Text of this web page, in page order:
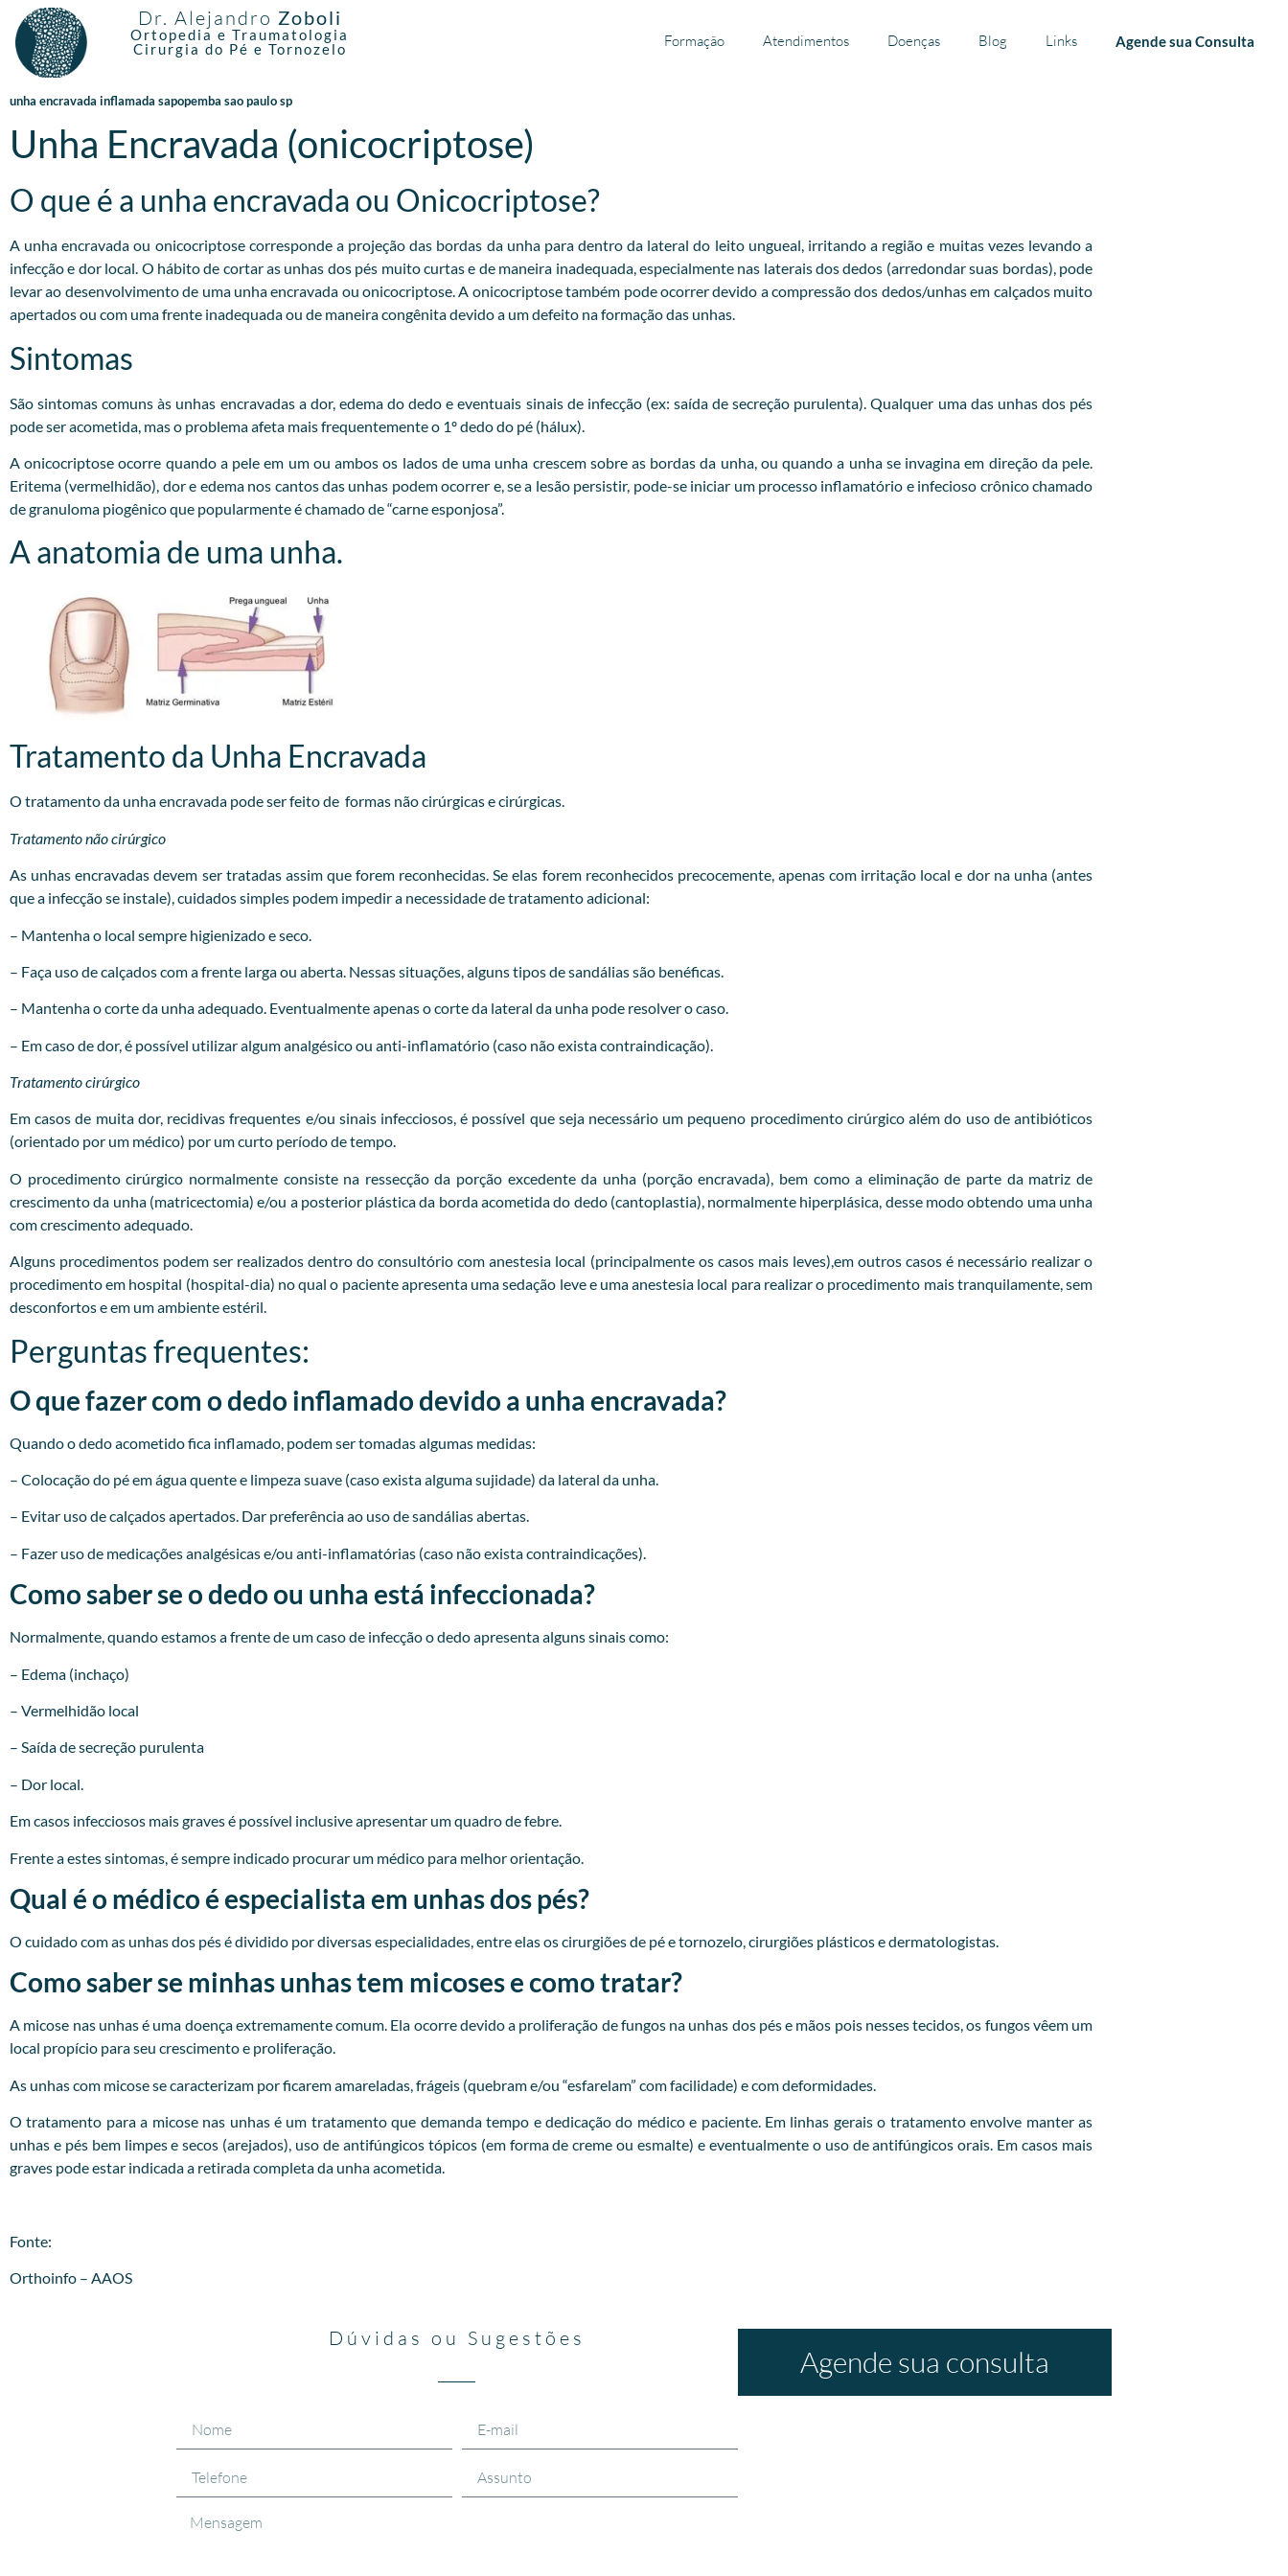
Dr. Alejandro Zoboli
Ortopedia e Traumatologia
Cirurgia do Pé e Tornozelo
Formação Atendimentos Doenças Blog Links Agende sua Consulta
unha encravada inflamada sapopemba sao paulo sp
Unha Encravada (onicocriptose)
O que é a unha encravada ou Onicocriptose?
A unha encravada ou onicocriptose corresponde a projeção das bordas da unha para dentro da lateral do leito ungueal, irritando a região e muitas vezes levando a
infecção e dor local. O hábito de cortar as unhas dos pés muito curtas e de maneira inadequada, especialmente nas laterais dos dedos (arredondar suas bordas), pode
levar ao desenvolvimento de uma unha encravada ou onicocriptose. A onicocriptose também pode ocorrer devido a compressão dos dedos/unhas em calçados muito
apertados ou com uma frente inadequada ou de maneira congênita devido a um defeito na formação das unhas.
Sintomas
São sintomas comuns às unhas encravadas a dor, edema do dedo e eventuais sinais de infecção (ex: saída de secreção purulenta). Qualquer uma das unhas dos pés
pode ser acometida, mas o problema afeta mais frequentemente o 1º dedo do pé (hálux).
A onicocriptose ocorre quando a pele em um ou ambos os lados de uma unha crescem sobre as bordas da unha, ou quando a unha se invagina em direção da pele.
Eritema (vermelhidão), dor e edema nos cantos das unhas podem ocorrer e, se a lesão persistir, pode-se iniciar um processo inflamatório e infecioso crônico chamado
de granuloma piogênico que popularmente é chamado de “carne esponjosa”.
A anatomia de uma unha.
Tratamento da Unha Encravada
O tratamento da unha encravada pode ser feito de formas não cirúrgicas e cirúrgicas.
Tratamento não cirúrgico
As unhas encravadas devem ser tratadas assim que forem reconhecidas. Se elas forem reconhecidos precocemente, apenas com irritação local e dor na unha (antes
que a infecção se instale), cuidados simples podem impedir a necessidade de tratamento adicional:
– Mantenha o local sempre higienizado e seco.
– Faça uso de calçados com a frente larga ou aberta. Nessas situações, alguns tipos de sandálias são benéficas.
– Mantenha o corte da unha adequado. Eventualmente apenas o corte da lateral da unha pode resolver o caso.
– Em caso de dor, é possível utilizar algum analgésico ou anti-inflamatório (caso não exista contraindicação).
Tratamento cirúrgico
Em casos de muita dor, recidivas frequentes e/ou sinais infecciosos, é possível que seja necessário um pequeno procedimento cirúrgico além do uso de antibióticos
(orientado por um médico) por um curto período de tempo.
O procedimento cirúrgico normalmente consiste na ressecção da porção excedente da unha (porção encravada), bem como a eliminação de parte da matriz de
crescimento da unha (matricectomia) e/ou a posterior plástica da borda acometida do dedo (cantoplastia), normalmente hiperplásica, desse modo obtendo uma unha
com crescimento adequado.
Alguns procedimentos podem ser realizados dentro do consultório com anestesia local (principalmente os casos mais leves),em outros casos é necessário realizar o
procedimento em hospital (hospital-dia) no qual o paciente apresenta uma sedação leve e uma anestesia local para realizar o procedimento mais tranquilamente, sem
desconfortos e em um ambiente estéril.
Perguntas frequentes:
O que fazer com o dedo inflamado devido a unha encravada?
Quando o dedo acometido fica inflamado, podem ser tomadas algumas medidas:
– Colocação do pé em água quente e limpeza suave (caso exista alguma sujidade) da lateral da unha.
– Evitar uso de calçados apertados. Dar preferência ao uso de sandálias abertas.
– Fazer uso de medicações analgésicas e/ou anti-inflamatórias (caso não exista contraindicações).
Como saber se o dedo ou unha está infeccionada?
Normalmente, quando estamos a frente de um caso de infecção o dedo apresenta alguns sinais como:
– Edema (inchaço)
– Vermelhidão local
– Saída de secreção purulenta
– Dor local.
Em casos infecciosos mais graves é possível inclusive apresentar um quadro de febre.
Frente a estes sintomas, é sempre indicado procurar um médico para melhor orientação.
Qual é o médico é especialista em unhas dos pés?
O cuidado com as unhas dos pés é dividido por diversas especialidades, entre elas os cirurgiões de pé e tornozelo, cirurgiões plásticos e dermatologistas.
Como saber se minhas unhas tem micoses e como tratar?
A micose nas unhas é uma doença extremamente comum. Ela ocorre devido a proliferação de fungos na unhas dos pés e mãos pois nesses tecidos, os fungos vêem um
local propício para seu crescimento e proliferação.
As unhas com micose se caracterizam por ficarem amareladas, frágeis (quebram e/ou “esfarelam” com facilidade) e com deformidades.
O tratamento para a micose nas unhas é um tratamento que demanda tempo e dedicação do médico e paciente. Em linhas gerais o tratamento envolve manter as
unhas e pés bem limpes e secos (arejados), uso de antifúngicos tópicos (em forma de creme ou esmalte) e eventualmente o uso de antifúngicos orais. Em casos mais
graves pode estar indicada a retirada completa da unha acometida.
Fonte:
Orthoinfo – AAOS
Dúvidas ou Sugestões
Agende sua consulta